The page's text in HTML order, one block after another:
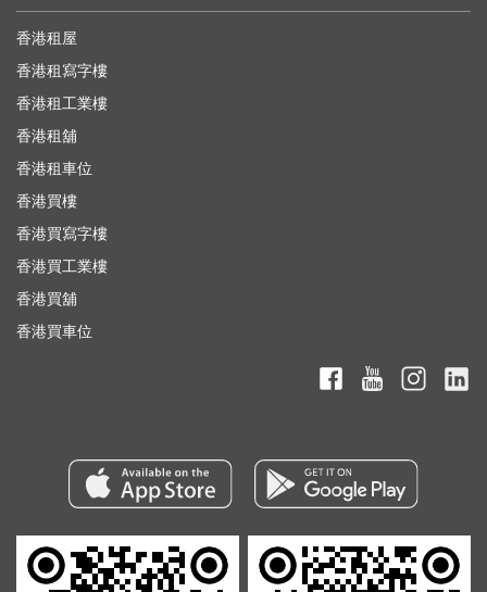
香港租屋
香港租寫字樓
香港租工業樓
香港租舖
香港租車位
香港買樓
香港買寫字樓
香港買工業樓
香港買舖
香港買車位